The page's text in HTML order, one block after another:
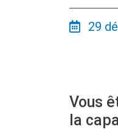
29
Vous
la